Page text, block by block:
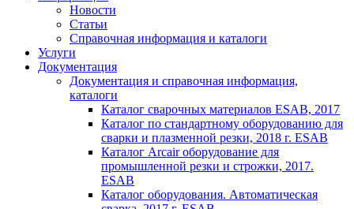
Новости
Статьи
Справочная информация и каталоги
Услуги
Документация
Документация и справочная информация,
каталоги
Каталог сварочных материалов ESAB, 2017
Каталог по стандартному оборудованию для
сварки и плазменной резки, 2018 г. ESAB
Каталог Arcair оборудование для
промышленной резки и строжки, 2017.
ESAB
Каталог оборудования. Автоматическая